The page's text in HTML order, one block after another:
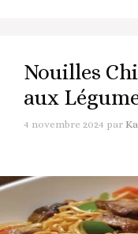
Nouilles
aux
4 novembre 2024 par